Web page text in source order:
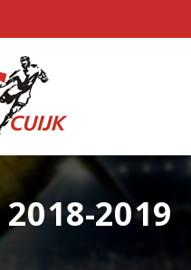
2019